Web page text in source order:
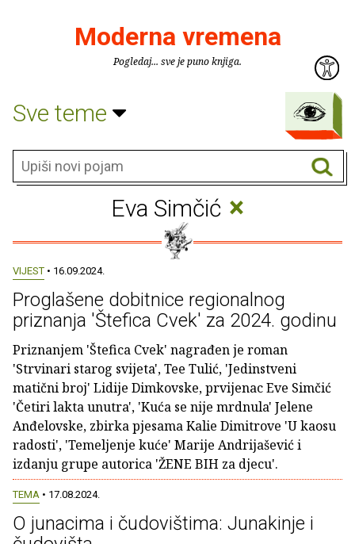
Moderna vremena
Pogledaj... sve je puno knjiga.
Sve teme
Eva Simčić ×
VIJEST • 16.09.2024.
Proglašene dobitnice regionalnog
priznanja 'Štefica Cvek' za 2024. godinu
Priznanjem 'Štefica Cvek' nagrađen je roman
'Strvinari starog svijeta', Tee Tulić, 'Jedinstveni
matični broj' Lidije Dimkovske, prvijenac Eve Simčić
'Četiri lakta unutra', 'Kuća se nije mrdnula' Jelene
Anđelovske, zbirka pjesama Kalie Dimitrove 'U kaosu
radosti', 'Temeljenje kuće' Marije Andrijašević i
izdanju grupe autorica 'ŽENE BIH za djecu'.
TEMA • 17.08.2024.
O junacima i čudovištima: Junakinje i